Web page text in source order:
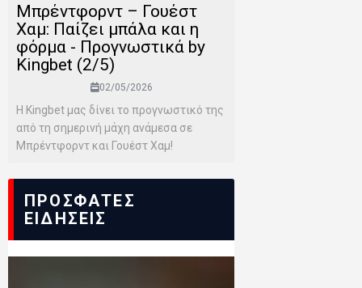
Μπρέντφορντ – Γουέστ
Χαμ: Παίζει μπάλα και η
φόρμα - Προγνωστικά by
Kingbet (2/5)
02/05/2026
Η Kingbet μας δίνει το προγνωστικό της
από τη σημερινή μάχη ανάμεσα σε
Μπρέντφορντ και Γουέστ Χαμ!
ΠΡΟΣΦΑΤΕΣ
ΕΙΔΗΣΕΙΣ